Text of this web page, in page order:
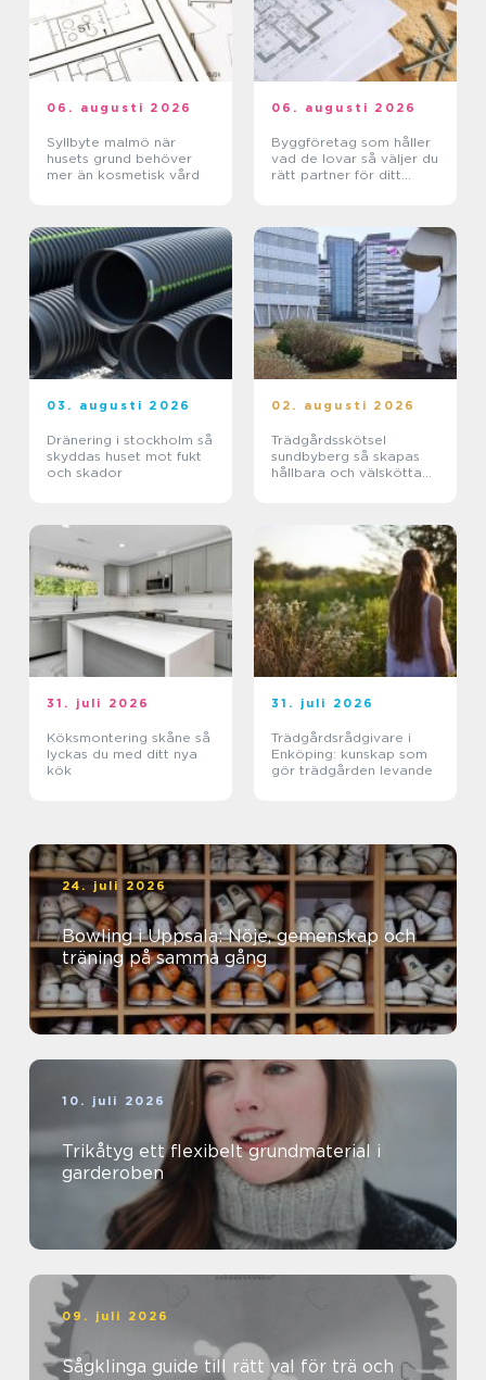
06. augusti 2026
Syllbyte malmö när
husets grund behöver
mer än kosmetisk vård
06. augusti 2026
Byggföretag som håller
vad de lovar så väljer du
rätt partner för ditt
03. augusti 2026
Dränering i stockholm så
skyddas huset mot fukt
och skador
02. augusti 2026
Trädgårdsskötsel
sundbyberg så skapas
hållbara och välskötta
31. juli 2026
Köksmontering skåne så
lyckas du med ditt nya
kök
31. juli 2026
Trädgårdsrådgivare i
Enköping: kunskap som
gör trädgården levande
24. juli 2026
Bowling i Uppsala: Nöje, gemenskap och
träning på samma gång
10. juli 2026
Trikåtyg ett flexibelt grundmaterial i
garderoben
09. juli 2026
Sågklinga guide till rätt val för trä och